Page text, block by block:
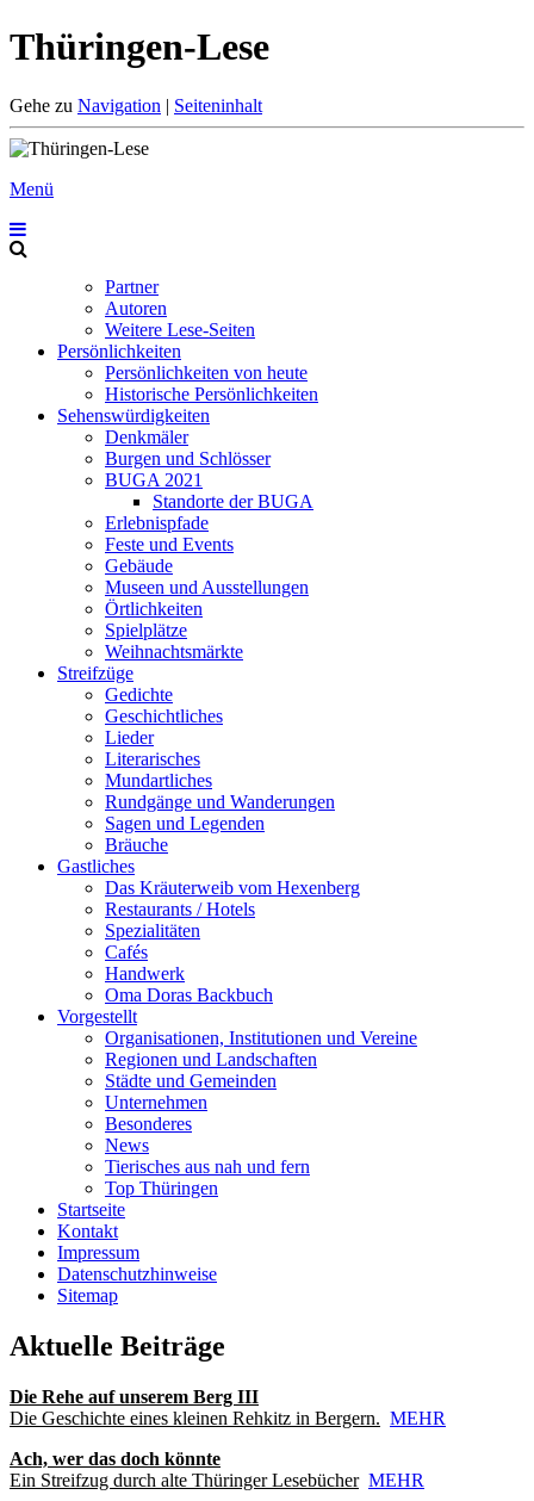
Thüringen-Lese
Gehe zu Navigation | Seiteninhalt
Menü
Partner
Autoren
Weitere Lese-Seiten
Persönlichkeiten
Persönlichkeiten von heute
Historische Persönlichkeiten
Sehenswürdigkeiten
Denkmäler
Burgen und Schlösser
BUGA 2021
Standorte der BUGA
Erlebnispfade
Feste und Events
Gebäude
Museen und Ausstellungen
Örtlichkeiten
Spielplätze
Weihnachtsmärkte
Streifzüge
Gedichte
Geschichtliches
Lieder
Literarisches
Mundartliches
Rundgänge und Wanderungen
Sagen und Legenden
Bräuche
Gastliches
Das Kräuterweib vom Hexenberg
Restaurants / Hotels
Spezialitäten
Cafés
Handwerk
Oma Doras Backbuch
Vorgestellt
Organisationen, Institutionen und Vereine
Regionen und Landschaften
Städte und Gemeinden
Unternehmen
Besonderes
News
Tierisches aus nah und fern
Top Thüringen
Startseite
Kontakt
Impressum
Datenschutzhinweise
Sitemap
Aktuelle Beiträge
Die Rehe auf unserem Berg III
Die Geschichte eines kleinen Rehkitz in Bergern. MEHR
Ach, wer das doch könnte
Ein Streifzug durch alte Thüringer Lesebücher MEHR